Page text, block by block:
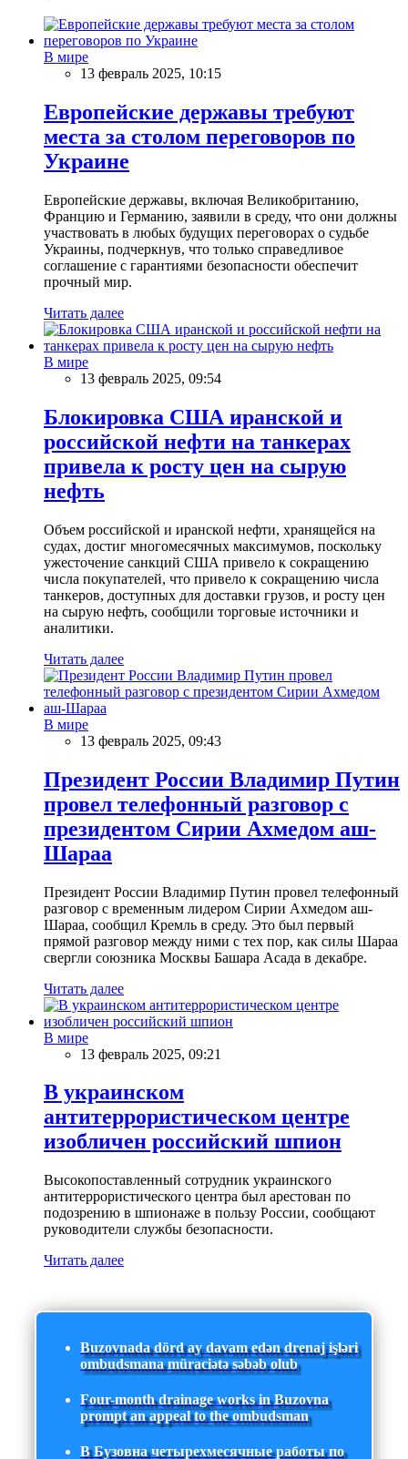
В мире
13 февраль 2025, 10:15
Европейские державы требуют
места за столом переговоров по
Украине
Европейские державы, включая Великобританию,
Францию и Германию, заявили в среду, что они должны
участвовать в любых будущих переговорах о судьбе
Украины, подчеркнув, что только справедливое
соглашение с гарантиями безопасности обеспечит
прочный мир.
Читать далее
В мире
13 февраль 2025, 09:54
Блокировка США иранской и
российской нефти на танкерах
привела к росту цен на сырую
нефть
Объем российской и иранской нефти, хранящейся на
судах, достиг многомесячных максимумов, поскольку
ужесточение санкций США привело к сокращению
числа покупателей, что привело к сокращению числа
танкеров, доступных для доставки грузов, и росту цен
на сырую нефть, сообщили торговые источники и
аналитики.
Читать далее
В мире
13 февраль 2025, 09:43
Президент России Владимир Путин
провел телефонный разговор с
президентом Сирии Ахмедом аш-
Шараа
Президент России Владимир Путин провел телефонный
разговор с временным лидером Сирии Ахмедом аш-
Шараа, сообщил Кремль в среду. Это был первый
прямой разговор между ними с тех пор, как силы Шараа
свергли союзника Москвы Башара Асада в декабре.
Читать далее
В мире
13 февраль 2025, 09:21
В украинском
антитеррористическом центре
изобличен российский шпион
Высокопоставленный сотрудник украинского
антитеррористического центра был арестован по
подозрению в шпионаже в пользу России, сообщают
руководители службы безопасности.
Читать далее
Buzovnada dörd ay davam edən drenaj işləri
ombudsmana müraciətə səbəb olub
Four-month drainage works in Buzovna
prompt an appeal to the ombudsman
В Бузовна четырехмесячные работы по